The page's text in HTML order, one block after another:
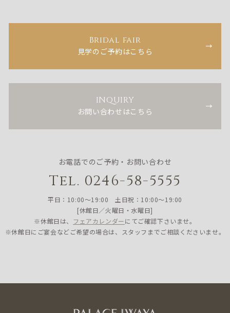
Bridal fair
見学のご予約はこちら
INQUIRY
お問い合わせはこちら
お電話でのご予約・お問い合わせ
Tel. 0246-58-5555
平日：10:00〜19:00 土日祝：10:00〜19:00
[休館日／火曜日・水曜日]
※休館日は、 フェアカレンダーにてご確認下さいませ。
※休館日にご宴会などご希望の場合は、スタッフまでご相談くださいませ。